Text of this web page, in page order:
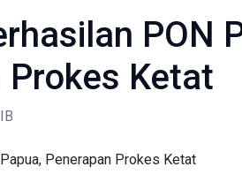
PON
Prokes Ketat